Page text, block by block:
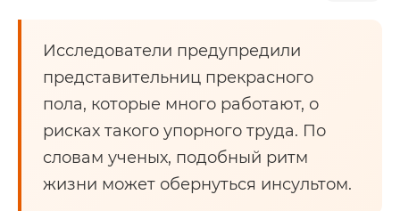
Исследователи предупредили
представительниц прекрасного
пола, которые много работают, о
рисках такого упорного труда. По
словам ученых, подобный ритм
жизни может обернуться инсультом.